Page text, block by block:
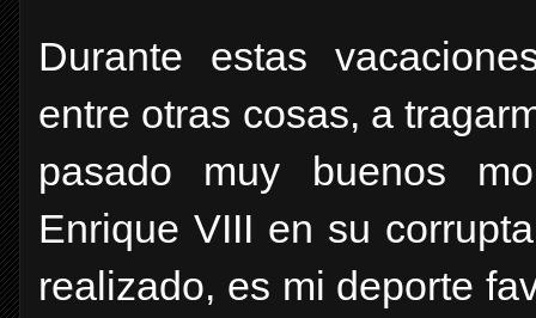
Durante estas
entre otras cosas, a
pasado muy buenos
Enrique VIII en su
realizado, es mi deporte